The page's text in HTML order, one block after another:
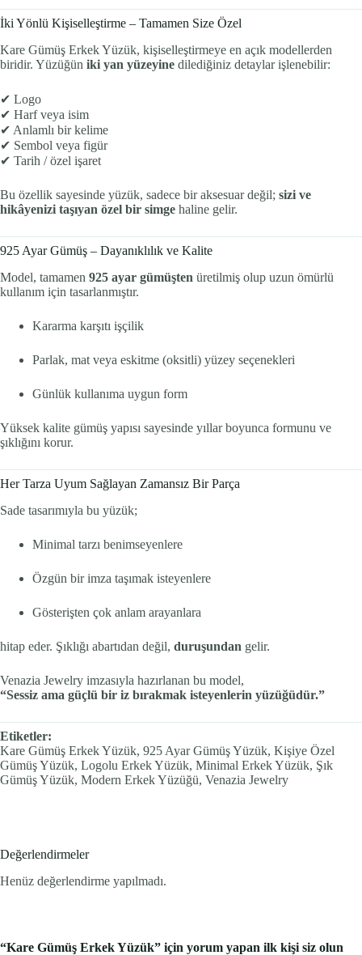
İki Yönlü Kişiselleştirme – Tamamen Size Özel
Kare Gümüş Erkek Yüzük, kişiselleştirmeye en açık modellerden
biridir. Yüzüğün iki yan yüzeyine dilediğiniz detaylar işlenebilir:
✔ Logo
✔ Harf veya isim
✔ Anlamlı bir kelime
✔ Sembol veya figür
✔ Tarih / özel işaret
Bu özellik sayesinde yüzük, sadece bir aksesuar değil; sizi ve
hikâyenizi taşıyan özel bir simge haline gelir.
925 Ayar Gümüş – Dayanıklılık ve Kalite
Model, tamamen 925 ayar gümüşten üretilmiş olup uzun ömürlü
kullanım için tasarlanmıştır.
Kararma karşıtı işçilik
Parlak, mat veya eskitme (oksitli) yüzey seçenekleri
Günlük kullanıma uygun form
Yüksek kalite gümüş yapısı sayesinde yıllar boyunca formunu ve
şıklığını korur.
Her Tarza Uyum Sağlayan Zamansız Bir Parça
Sade tasarımıyla bu yüzük;
Minimal tarzı benimseyenlere
Özgün bir imza taşımak isteyenlere
Gösterişten çok anlam arayanlara
hitap eder. Şıklığı abartıdan değil, duruşundan gelir.
Venazia Jewelry imzasıyla hazırlanan bu model,
“Sessiz ama güçlü bir iz bırakmak isteyenlerin yüzüğüdür.”
Etiketler:
Kare Gümüş Erkek Yüzük, 925 Ayar Gümüş Yüzük, Kişiye Özel
Gümüş Yüzük, Logolu Erkek Yüzük, Minimal Erkek Yüzük, Şık
Gümüş Yüzük, Modern Erkek Yüzüğü, Venazia Jewelry
Değerlendirmeler
Henüz değerlendirme yapılmadı.
“Kare Gümüş Erkek Yüzük” için yorum yapan ilk kişi siz olun